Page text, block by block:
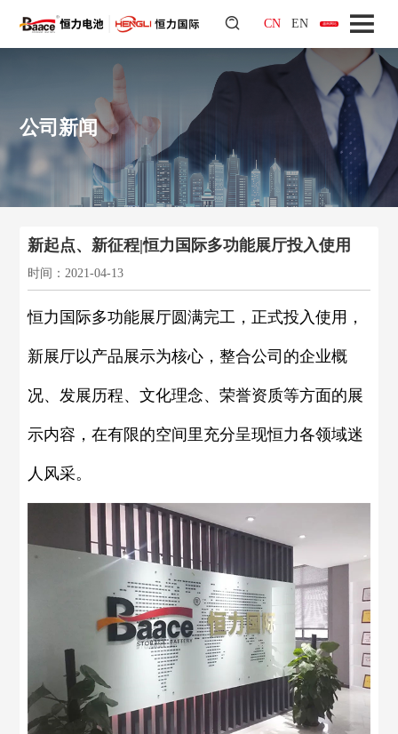
CN EN 越南网站
公司新闻
新起点、新征程|恒力国际多功能展厅投入使用
时间：2021-04-13
恒力国际多功能展厅圆满完工，正式投入使用，
新展厅以产品展示为核心，整合公司的企业概
况、发展历程、文化理念、荣誉资质等方面的展
示内容，在有限的空间里充分呈现恒力各领域迷
人风采。